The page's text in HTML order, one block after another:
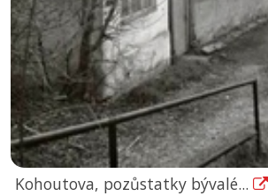
Kohoutova, pozůstatky bývalé...